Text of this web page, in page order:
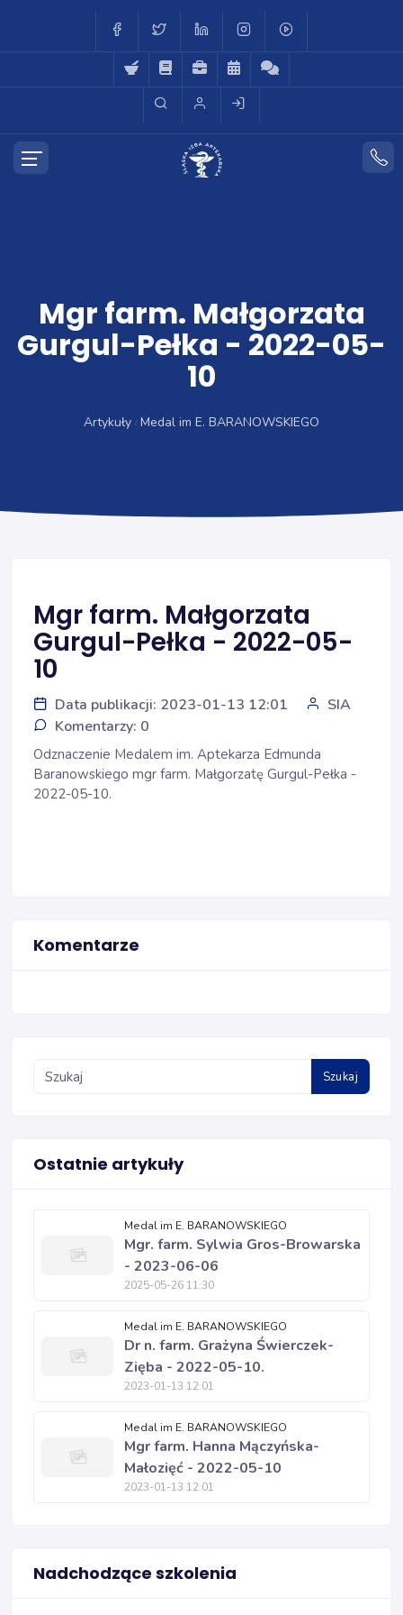
Mgr farm. Małgorzata
Gurgul-Pełka - 2022-05-
10
Artykuły Medal im E. BARANOWSKIEGO
Mgr farm. Małgorzata
Gurgul-Pełka - 2022-05-
10
Data publikacji: 2023-01-13 12:01
SIA
Komentarzy: 0
Odznaczenie Medalem im. Aptekarza Edmunda
Baranowskiego mgr farm. Małgorzatę Gurgul-Pełka -
2022-05-10.
Komentarze
Szukaj
Ostatnie artykuły
Medal im E. BARANOWSKIEGO
Mgr. farm. Sylwia Gros-Browarska
- 2023-06-06
2025-05-26 11:30
Medal im E. BARANOWSKIEGO
Dr n. farm. Grażyna Świerczek-
Zięba - 2022-05-10.
2023-01-13 12:01
Medal im E. BARANOWSKIEGO
Mgr farm. Hanna Mączyńska-
Małozięć - 2022-05-10
2023-01-13 12:01
Nadchodzące szkolenia